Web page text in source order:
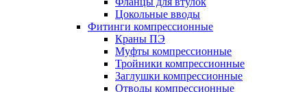
Цокольные вводы
Фитинги компрессионные
Краны ПЭ
Муфты компрессионные
Тройники компрессионные
Заглушки компрессионные
Отводы компрессионные